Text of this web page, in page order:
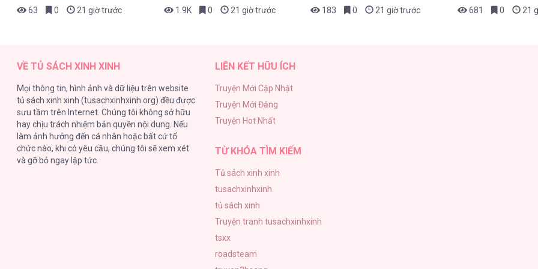
63
0 21 giờ trước
1.9K
0 21 giờ trước
183
0 21 giờ trước
681
0 21
VỀ TỦ SÁCH XINH XINH
Mọi thông tin, hình ảnh và dữ liệu trên website
tủ sách xinh xinh (tusachxinhxinh.org) đều được
sưu tầm trên Internet. Chúng tôi không sở hữu
hay chịu trách nhiệm bản quyền nội dung. Nếu
làm ảnh hưởng đến cá nhân hoặc bất cứ tổ
chức nào, khi có yêu cầu, chúng tôi sẽ xem xét
và gỡ bỏ ngay lập tức.
LIÊN KẾT HỮU ÍCH
Truyện Mới Cập Nhật
Truyện Mới Đăng
Truyện Hot Nhất
TỪ KHÓA TÌM KIẾM
Tủ sách xinh xinh
tusachxinhxinh
tủ sách xinh
Truyện tranh tusachxinhxinh
tsxx
roadsteam